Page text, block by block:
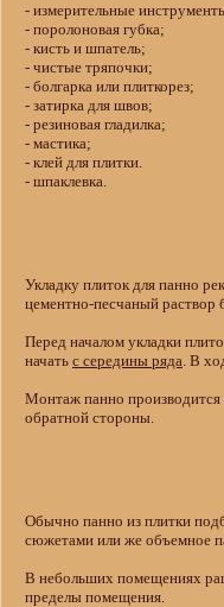
- измерительные
- поролоновая губка;
- кисть и шпатель;
- чистые тряпочки;
- болгарка или плиткорез;
- затирка для швов;
- резиновая гладилка;
- мастика;
- клей для плитки.
- шпаклевка.
Укладку плиток для панно
цементно-песчаный раствор
Перед началом укладки
начать с середины ряда. В
Монтаж панно производится
обратной стороны.
Обычно панно из плитки
сюжетами или же объемное
В небольших помещениях
пределы помещения.